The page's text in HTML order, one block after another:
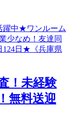
！未経験
無料送迎